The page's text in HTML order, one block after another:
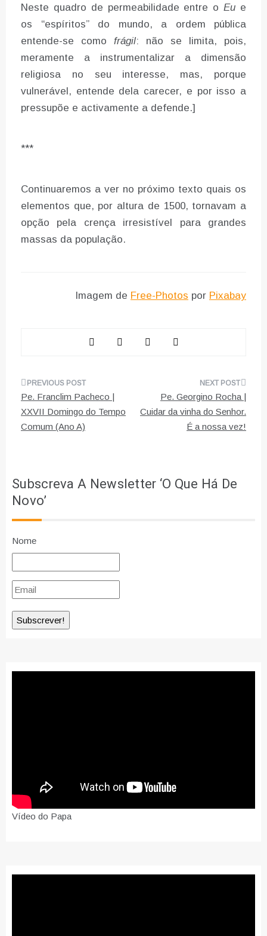
Neste quadro de permeabilidade entre oEu e
os “espíritos” do mundo, a ordem pública
entende-se como frágil: não se limita, pois,
meramente a instrumentalizar a dimensão
religiosa no seu interesse, mas, porque
vulnerável, entende dela carecer, e por isso a
pressupõe e activamente a defende.]
***
Continuaremos a ver no próximo texto quais os
elementos que, por altura de 1500, tornavam a
opção pela crença irresistível para grandes
massas da população.
Imagem de Free-Photos por Pixabay
Navegação
de
artigos
Pe. Franclim Pacheco |
XXVII Domingo do Tempo
Comum (Ano A)
Pe. Georgino Rocha |
Cuidar da vinha do Senhor.
É a nossa vez!
Subscreva A Newsletter ‘O Que Há De
Novo’
Nome
Vídeo do Papa